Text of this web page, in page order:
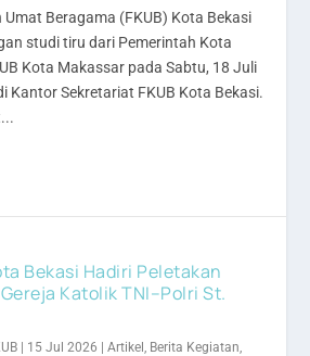
Beragama (FKUB) Kota Bekasi
studi tiru dari Pemerintah Kota
Kota Makassar pada Sabtu, 18 Juli
Kantor Sekretariat FKUB Kota Bekasi.
Bekasi Hadiri Peletakan
Katolik TNI–Polri St.
15 Jul 2026 |Artikel, Berita Kegiatan,